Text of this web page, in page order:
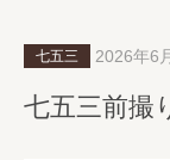
七五三 2026年6
七五三前撮